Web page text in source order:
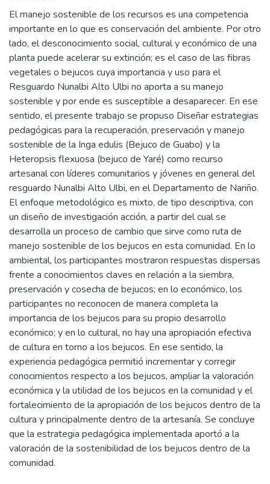
El manejo sostenible de los recursos es una competencia
importante en lo que es conservación del ambiente. Por otro
lado, el desconocimiento social, cultural y económico de una
planta puede acelerar su extinción; es el caso de las fibras
vegetales o bejucos cuya importancia y uso para el
Resguardo Nunalbi Alto Ulbi no aporta a su manejo
sostenible y por ende es susceptible a desaparecer. En ese
sentido, el presente trabajo se propuso Diseñar estrategias
pedagógicas para la recuperación, preservación y manejo
sostenible de la Inga edulis (Bejuco de Guabo) y la
Heteropsis flexuosa (bejuco de Yaré) como recurso
artesanal con líderes comunitarios y jóvenes en general del
resguardo Nunalbi Alto Ulbi, en el Departamento de Nariño.
El enfoque metodológico es mixto, de tipo descriptiva, con
un diseño de investigación acción, a partir del cual se
desarrolla un proceso de cambio que sirve como ruta de
manejo sostenible de los bejucos en esta comunidad. En lo
ambiental, los participantes mostraron respuestas dispersas
frente a conocimientos claves en relación a la siembra,
preservación y cosecha de bejucos; en lo económico, los
participantes no reconocen de manera completa la
importancia de los bejucos para su propio desarrollo
económico; y en lo cultural, no hay una apropiación efectiva
de cultura en torno a los bejucos. En ese sentido, la
experiencia pedagógica permitió incrementar y corregir
conocimientos respecto a los bejucos, ampliar la valoración
económica y la utilidad de los bejucos en la comunidad y el
fortalecimiento de la apropiación de los bejucos dentro de la
cultura y principalmente dentro de la artesanía. Se concluye
que la estrategia pedagógica implementada aportó a la
valoración de la sostenibilidad de los bejucos dentro de la
comunidad.